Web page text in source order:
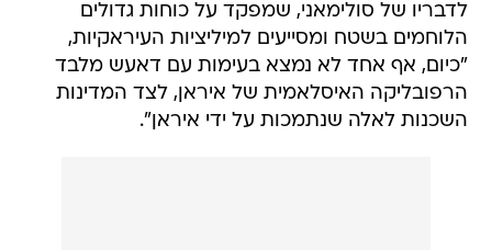
לדבריו של סולימאני, שמפקד על כוחות גדולים
הלוחמים בשטח ומסייעים למיליציות העיראקיות,
"כיום, אף אחד לא נמצא בעימות עם דאעש מלבד
הרפובליקה האיסלאמית של איראן, לצד המדינות
השכנות לאלה שנתמכות על ידי איראן".